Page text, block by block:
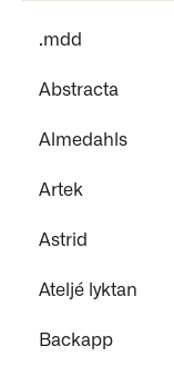
.mdd
Abstracta
Almedahls
Artek
Astrid
Ateljé lyktan
Backapp